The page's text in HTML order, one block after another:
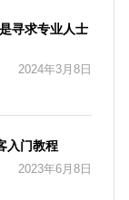
寻求专业人士
2024年3月8日
入门教程
2023年6月8日